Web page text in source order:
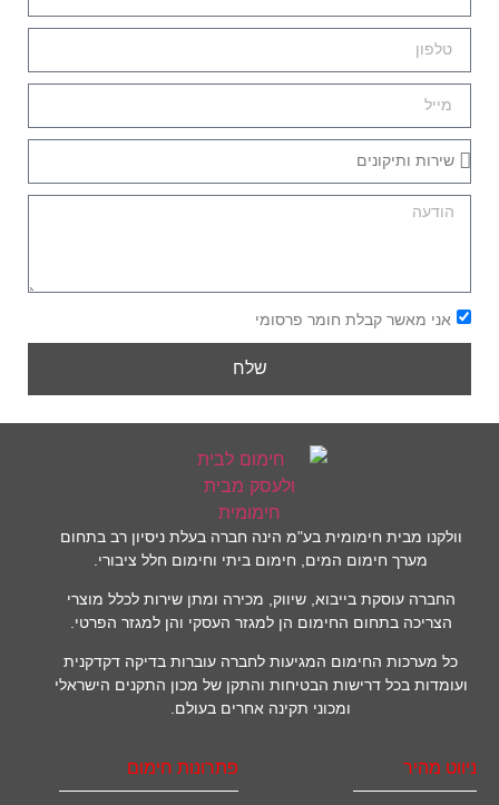
אני מאשר קבלת חומר פרסומי
שלח
וולקנו מבית חימומית בע"מ הינה חברה בעלת ניסיון רב בתחום
מערך חימום המים, חימום ביתי וחימום חלל ציבורי.
החברה עוסקת בייבוא, שיווק, מכירה ומתן שירות לכלל מוצרי
הצריכה בתחום החימום הן למגזר העסקי והן למגזר הפרטי.
כל מערכות החימום המגיעות לחברה עוברות בדיקה דקדקנית
ועומדות בכל דרישות הבטיחות והתקן של מכון התקנים הישראלי
ומכוני תקינה אחרים בעולם.
ניווט מהיר פתרונות חימום